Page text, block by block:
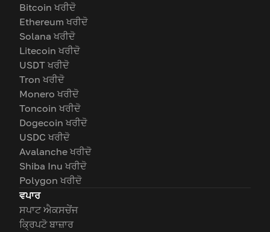
Bitcoin ਖਰੀਦੋ
Ethereum ਖਰੀਦੋ
Solana ਖਰੀਦੋ
Litecoin ਖਰੀਦੋ
USDT ਖਰੀਦੋ
Tron ਖਰੀਦੋ
Monero ਖਰੀਦੋ
Toncoin ਖਰੀਦੋ
Dogecoin ਖਰੀਦੋ
USDC ਖਰੀਦੋ
Avalanche ਖਰੀਦੋ
Shiba Inu ਖਰੀਦੋ
Polygon ਖਰੀਦੋ
ਵਪਾਰ
ਸਪਾਟ ਐਕਸਚੇਂਜ
ਕ੍ਰਿਪਟੋ ਬਾਜ਼ਾਰ